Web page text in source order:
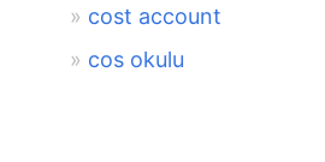
cost account
cos okulu